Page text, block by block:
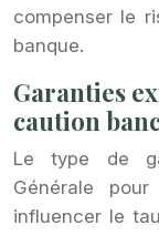
compenser le
banque.
Garanties
caution
Le type de
Générale
influencer le